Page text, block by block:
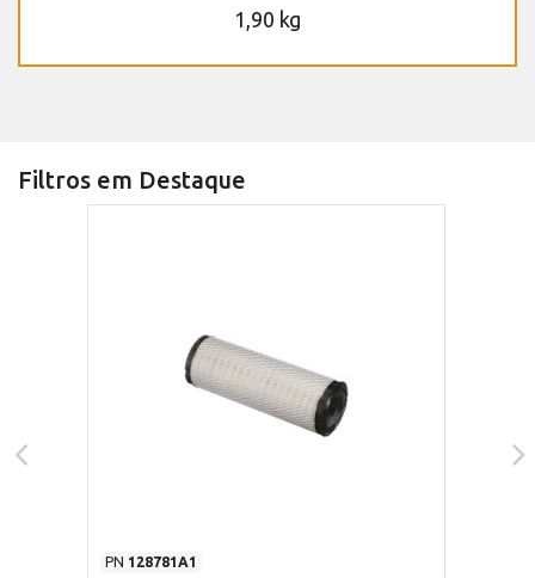
1,90 kg
Filtros em Destaque
PN 128781A1